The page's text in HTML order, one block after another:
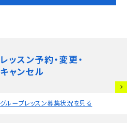
レッスン予約・変更・
キャンセル
グループレッスン募集状況を見る